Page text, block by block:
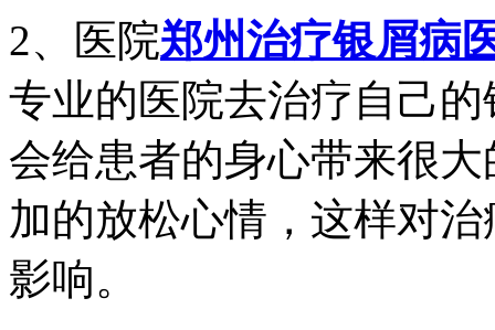
2、医院郑州治疗银屑病
专业的医院去治疗自己
会给患者的身心带来很
加的放松心情，这样对
影响。